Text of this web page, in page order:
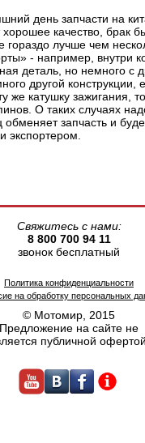
день запчасти на
качество, брак
лучше чем
- например, внутри
деталь, но немного с
другой конструкции,
же катушку зажигания,
О таких случаях
обменяет запчасть и
экспортером.
© Мотомир, 2015
Предложение на сайте не
публичной офертой.
Политика конфиденциальности
на обработку персональных
Свяжитесь с нами:
8 800 700 94 11
звонок бесплатный